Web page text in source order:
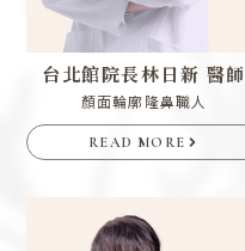
台北館院長林日新 醫師
顏面輪廓隆鼻職人
READ MORE